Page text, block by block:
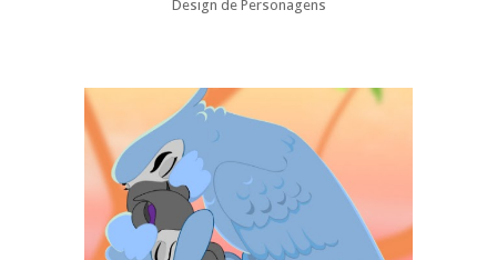
Design de Personagens